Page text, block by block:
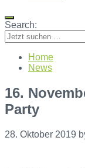
Search:
Home
News
16.
Party
28. Oktober 2019